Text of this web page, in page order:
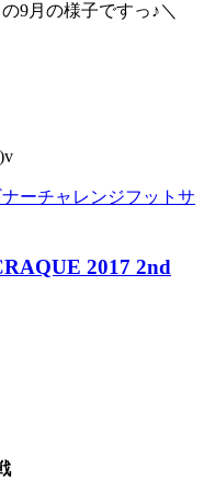
9月の様子ですっ♪＼
ーチャレンジフットサ
2017 2nd